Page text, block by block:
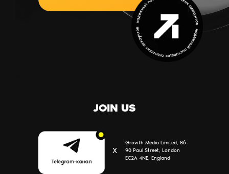
БЛОГ
КОНТАКТЫ
УСЛУГИ
Х
JOIN US
Growth Media Limited, 86-
90 Paul Street, London
EC2A 4NE, England